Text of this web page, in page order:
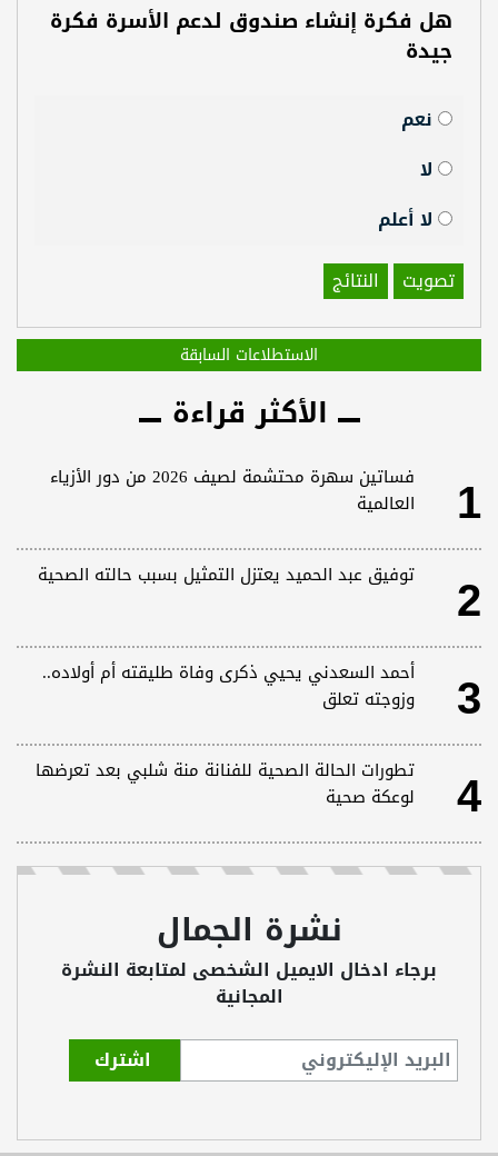
هل فكرة إنشاء صندوق لدعم الأسرة فكرة
جيدة
نعم
لا
لا أعلم
تصويت
النتائج
الاستطلاعات السابقة
الأكثر قراءة
1
فساتين سهرة محتشمة لصيف 2026 من دور الأزياء
العالمية
2 توفيق عبد الحميد يعتزل التمثيل بسبب حالته الصحية
3
أحمد السعدني يحيي ذكرى وفاة طليقته أم أولاده..
وزوجته تعلق
4
تطورات الحالة الصحية للفنانة منة شلبي بعد تعرضها
لوعكة صحية
نشرة الجمال
برجاء ادخال الايميل الشخصى لمتابعة النشرة
المجانية